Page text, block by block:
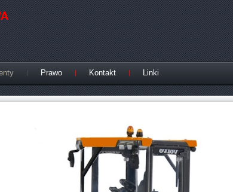
Prawo Kontakt Linki